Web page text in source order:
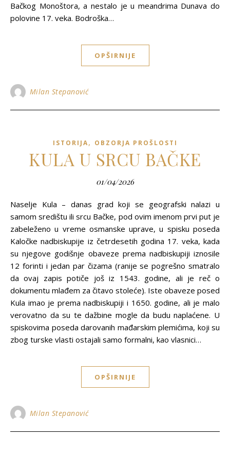
Bačkog Monoštora, a nestalo je u meandrima Dunava do
polovine 17. veka. Bodroška…
OPŠIRNIJE
Milan Stepanović
ISTORIJA, OBZORJA PROŠLOSTI
KULA U SRCU BAČKE
01/04/2026
Naselje Kula – danas grad koji se geografski nalazi u
samom središtu ili srcu Bačke, pod ovim imenom prvi put je
zabeleženo u vreme osmanske uprave, u spisku poseda
Kaločke nadbiskupije iz četrdesetih godina 17. veka, kada
su njegove godišnje obaveze prema nadbiskupiji iznosile
12 forinti i jedan par čizama (ranije se pogrešno smatralo
da ovaj zapis potiče još iz 1543. godine, ali je reč o
dokumentu mlađem za čitavo stoleće). Iste obaveze posed
Kula imao je prema nadbiskupiji i 1650. godine, ali je malo
verovatno da su te dažbine mogle da budu naplaćene. U
spiskovima poseda darovanih mađarskim plemićima, koji su
zbog turske vlasti ostajali samo formalni, kao vlasnici…
OPŠIRNIJE
Milan Stepanović